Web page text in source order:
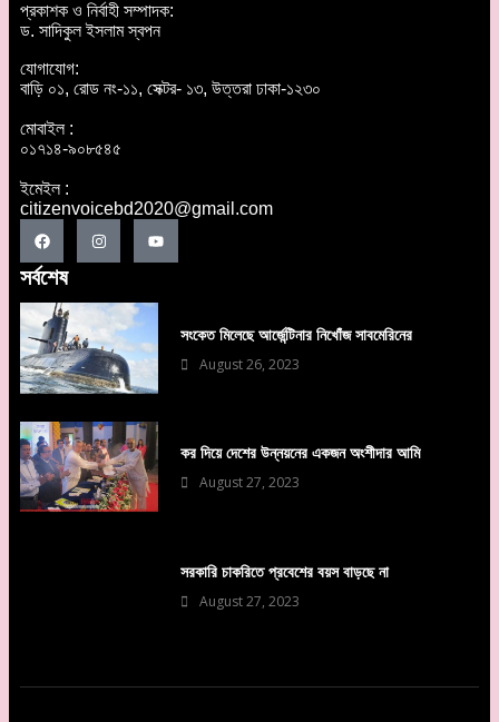
প্রকাশক ও নির্বাহী সম্পাদক:
ড. সাদিকুল ইসলাম স্বপন
যোগাযোগ:
বাড়ি ০১, রোড নং-১১, সেক্টর- ১৩, উত্তরা ঢাকা-১২৩০
মোবাইল :
০১৭১৪-৯০৮৫৪৫
ইমেইল :
citizenvoicebd2020@gmail.com
সর্বশেষ
সংকেত মিলেছে আর্জেন্টিনার নিখোঁজ সাবমেরিনের
August 26, 2023
কর দিয়ে দেশের উন্নয়নের একজন অংশীদার আমি
August 27, 2023
সরকারি চাকরিতে প্রবেশের বয়স বাড়ছে না
August 27, 2023